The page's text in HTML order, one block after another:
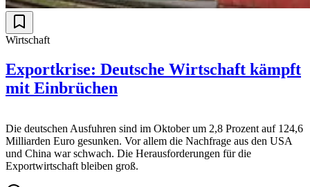
Wirtschaft
Exportkrise: Deutsche Wirtschaft kämpft
mit Einbrüchen
Die deutschen Ausfuhren sind im Oktober um 2,8 Prozent auf 124,6
Milliarden Euro gesunken. Vor allem die Nachfrage aus den USA
und China war schwach. Die Herausforderungen für die
Exportwirtschaft bleiben groß.